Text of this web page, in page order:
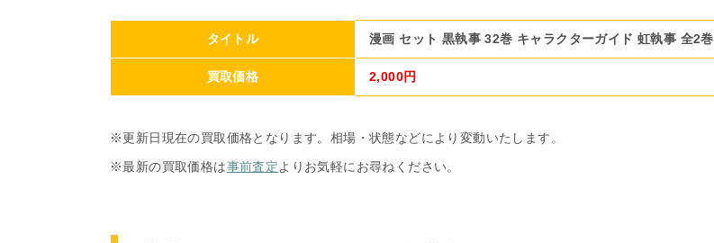
タイトル 漫画 セット 黒執事 32巻 キャラクターガイド 虹執事 全2巻
買取価格 2,000円
※更新日現在の買取価格となります。相場・状態などにより変動いたします。
※最新の買取価格は事前査定よりお気軽にお尋ねください。